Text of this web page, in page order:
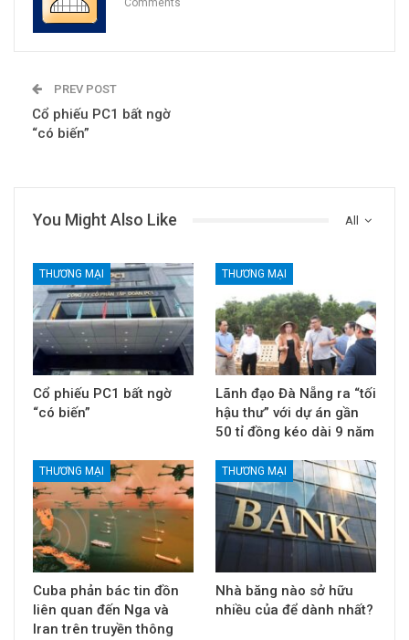
PREV POST
Cổ phiếu PC1 bất ngờ
“có biến”
All
You Might Also Like
THƯƠNG MẠI
Cổ phiếu PC1 bất ngờ
“có biến”
THƯƠNG MẠI
Lãnh đạo Đà Nẵng ra “tối
hậu thư” với dự án gần
50 tỉ đồng kéo dài 9 năm
THƯƠNG MẠI
Cuba phản bác tin đồn
liên quan đến Nga và
Iran trên truyền thông
THƯƠNG MẠI
Nhà băng nào sở hữu
nhiều của để dành nhất?